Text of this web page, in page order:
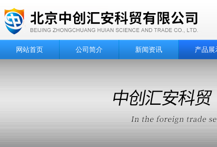
网站首页 公司简介 新闻资讯 产品展